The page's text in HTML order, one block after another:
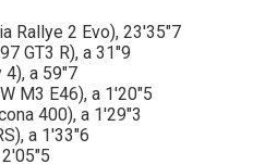
Rallye 2 Evo), 23'35"7
GT3 R), a 31"9
a 59"7
M3 E46), a 1'20"5
400), a 1'29"3
a 1'33"6